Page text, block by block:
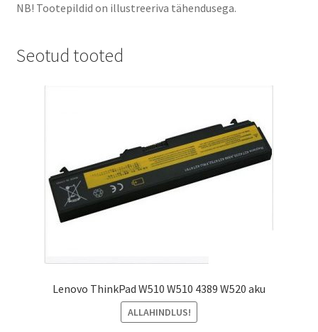
NB! Tootepildid on illustreeriva tähendusega.
Seotud tooted
Lenovo ThinkPad W510 W510 4389 W520 aku
ALLAHINDLUS!